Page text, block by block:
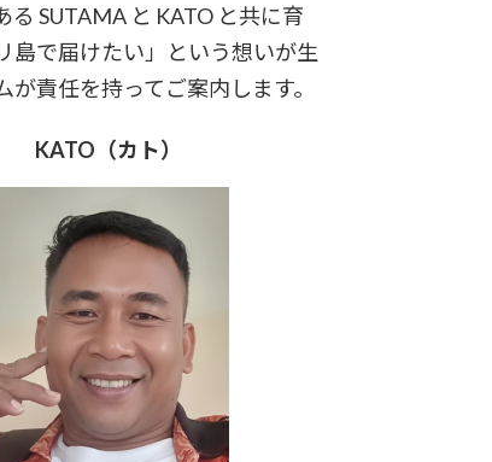
SUTAMA と KATO と共に育
島で届けたい」という想いが生
責任を持ってご案内します。
KATO（カト）